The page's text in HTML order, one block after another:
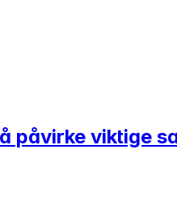
påvirke viktige